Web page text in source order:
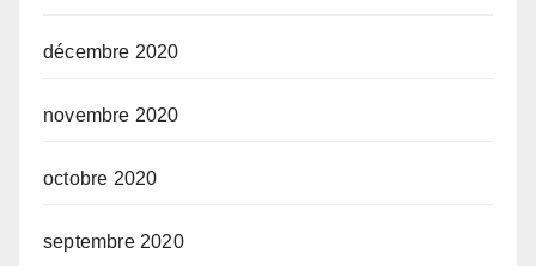
décembre 2020
novembre 2020
octobre 2020
septembre 2020